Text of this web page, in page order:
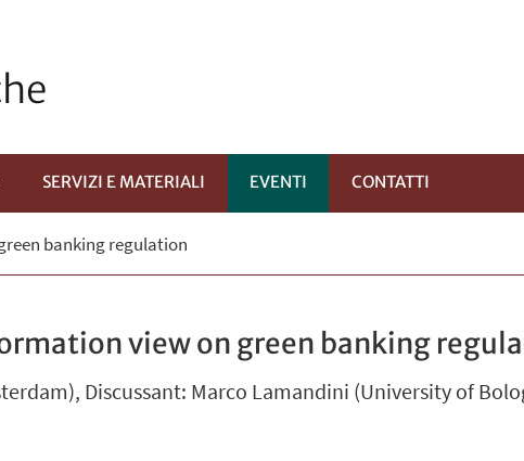
SERVIZI E MATERIALI EVENTI CONTATTI
banking regulation
view on green banking
Discussant: Marco Lamandini (University of